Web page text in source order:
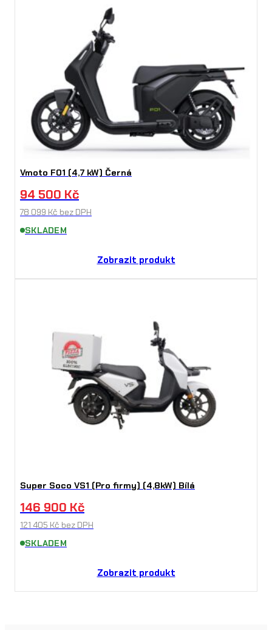
Vmoto F01 (4,7 kW) Černá
94 500 Kč
78 099 Kč bez DPH
SKLADEM
Zobrazit produkt
Super Soco VS1 (Pro firmy) (4,8kW) Bílá
146 900 Kč
121 405 Kč bez DPH
SKLADEM
Zobrazit produkt